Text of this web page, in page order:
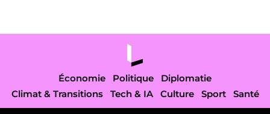
Économie Politique
Diplomatie
Climat & Transitions
Tech & IA Culture Sport Santé